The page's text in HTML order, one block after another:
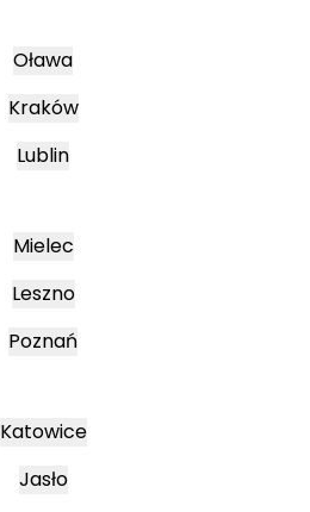
Oława
Kraków
Lublin
Mielec
Leszno
Poznań
Katowice
Jasło